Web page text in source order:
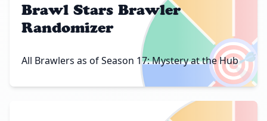
🎯
Brawl Stars Brawler
Randomizer
All Brawlers as of Season 17: Mystery at the Hub